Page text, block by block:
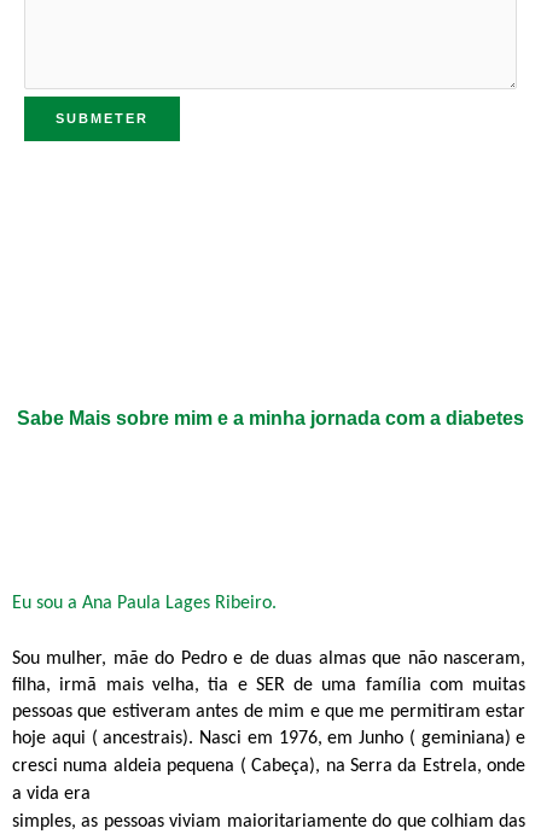
Sabe Mais sobre mim e a minha jornada com a diabetes
Eu sou a Ana Paula Lages Ribeiro.
Sou mulher, mãe do Pedro e de duas almas que não nasceram,
filha, irmã mais velha, tia e SER de uma família com muitas
pessoas que estiveram antes de mim e que me permitiram estar
hoje aqui ( ancestrais). Nasci em 1976, em Junho ( geminiana) e
cresci numa aldeia pequena ( Cabeça), na Serra da Estrela, onde
a vida era
simples, as pessoas viviam maioritariamente do que colhiam das